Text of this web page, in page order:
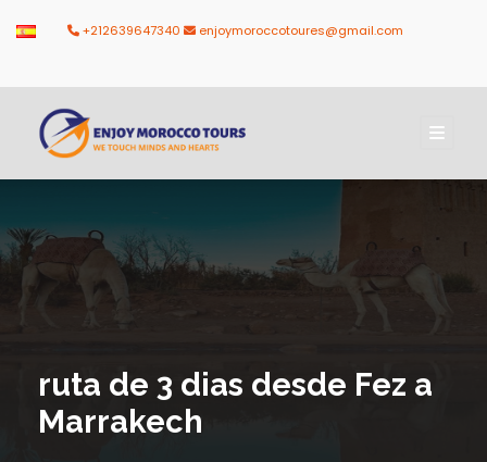
+212639647340 enjoymoroccotoures@gmail.com
ruta de 3 dias desde Fez a
Marrakech